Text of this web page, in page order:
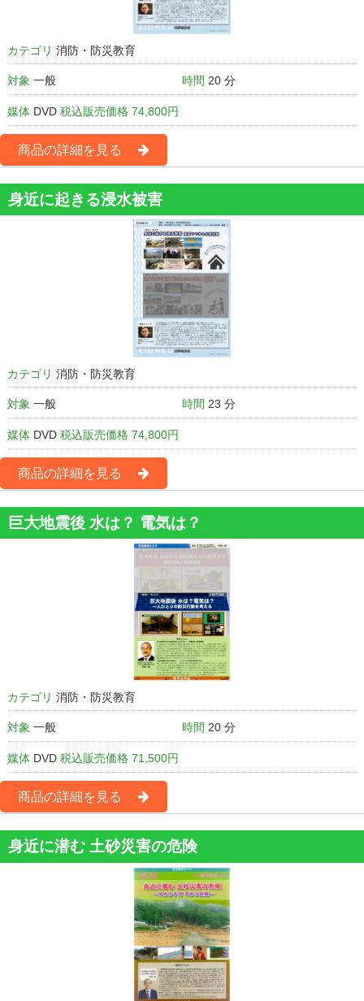
カテゴリ 消防・防災教育
対象 一般 時間 20 分
媒体 DVD 税込販売価格 74,800円
商品の詳細を見る
身近に起きる浸水被害
カテゴリ 消防・防災教育
対象 一般 時間 23 分
媒体 DVD 税込販売価格 74,800円
商品の詳細を見る
巨大地震後 水は？ 電気は？
カテゴリ 消防・防災教育
対象 一般 時間 20 分
媒体 DVD 税込販売価格 71,500円
商品の詳細を見る
身近に潜む 土砂災害の危険